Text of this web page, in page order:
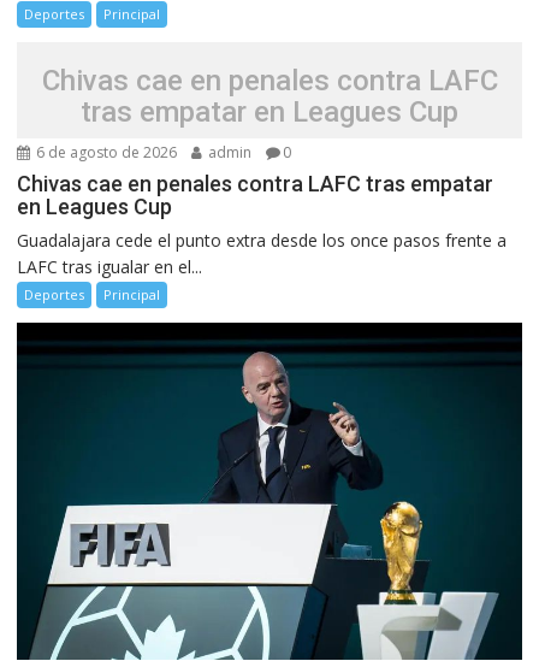
Deportes Principal
Chivas cae en penales contra LAFC
tras empatar en Leagues Cup
6 de agosto de 2026 admin 0
Chivas cae en penales contra LAFC tras empatar
en Leagues Cup
Guadalajara cede el punto extra desde los once pasos frente a
LAFC tras igualar en el...
Deportes Principal